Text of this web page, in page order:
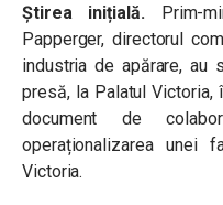
Știrea inițială. Prim-
Papperger, directorul
industria de apărare, au
presă, la Palatul Victoria,
document de
operaționalizarea unei
Victoria.